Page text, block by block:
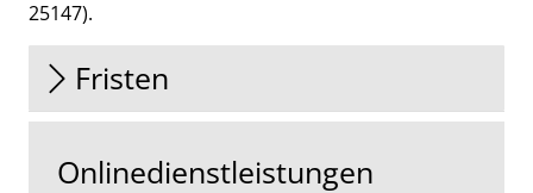
25147).
Fristen
Onlinedienstleistungen